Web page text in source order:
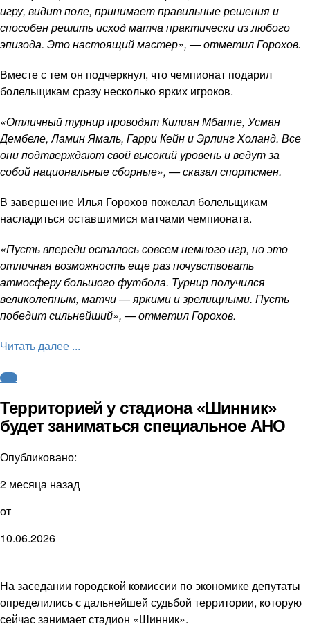
игру, видит поле, принимает правильные решения и
способен решить исход матча практически из любого
эпизода. Это настоящий мастер», — отметил Горохов.
Вместе с тем он подчеркнул, что чемпионат подарил
болельщикам сразу несколько ярких игроков.
«Отличный турнир проводят Килиан Мбаппе, Усман
Дембеле, Ламин Ямаль, Гарри Кейн и Эрлинг Холанд. Все
они подтверждают свой высокий уровень и ведут за
собой национальные сборные», — сказал спортсмен.
В завершение Илья Горохов пожелал болельщикам
насладиться оставшимися матчами чемпионата.
«Пусть впереди осталось совсем немного игр, но это
отличная возможность еще раз почувствовать
атмосферу большого футбола. Турнир получился
великолепным, матчи — яркими и зрелищными. Пусть
победит сильнейший», — отметил Горохов.
Читать далее ...
ФНЛ
Территорией у стадиона «Шинник»
будет заниматься специальное АНО
Опубликовано:
2 месяца назад
от
10.06.2026
На заседании городской комиссии по экономике депутаты
определились с дальнейшей судьбой территории, которую
сейчас занимает стадион «Шинник».